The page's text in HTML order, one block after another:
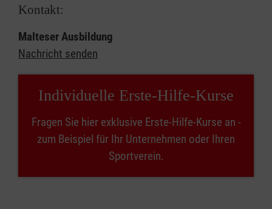
Kontakt:
Malteser Ausbildung
Nachricht senden
Individuelle Erste-Hilfe-Kurse
Fragen Sie hier exklusive Erste-Hilfe-Kurse an -
zum Beispiel für Ihr Unternehmen oder Ihren
Sportverein.